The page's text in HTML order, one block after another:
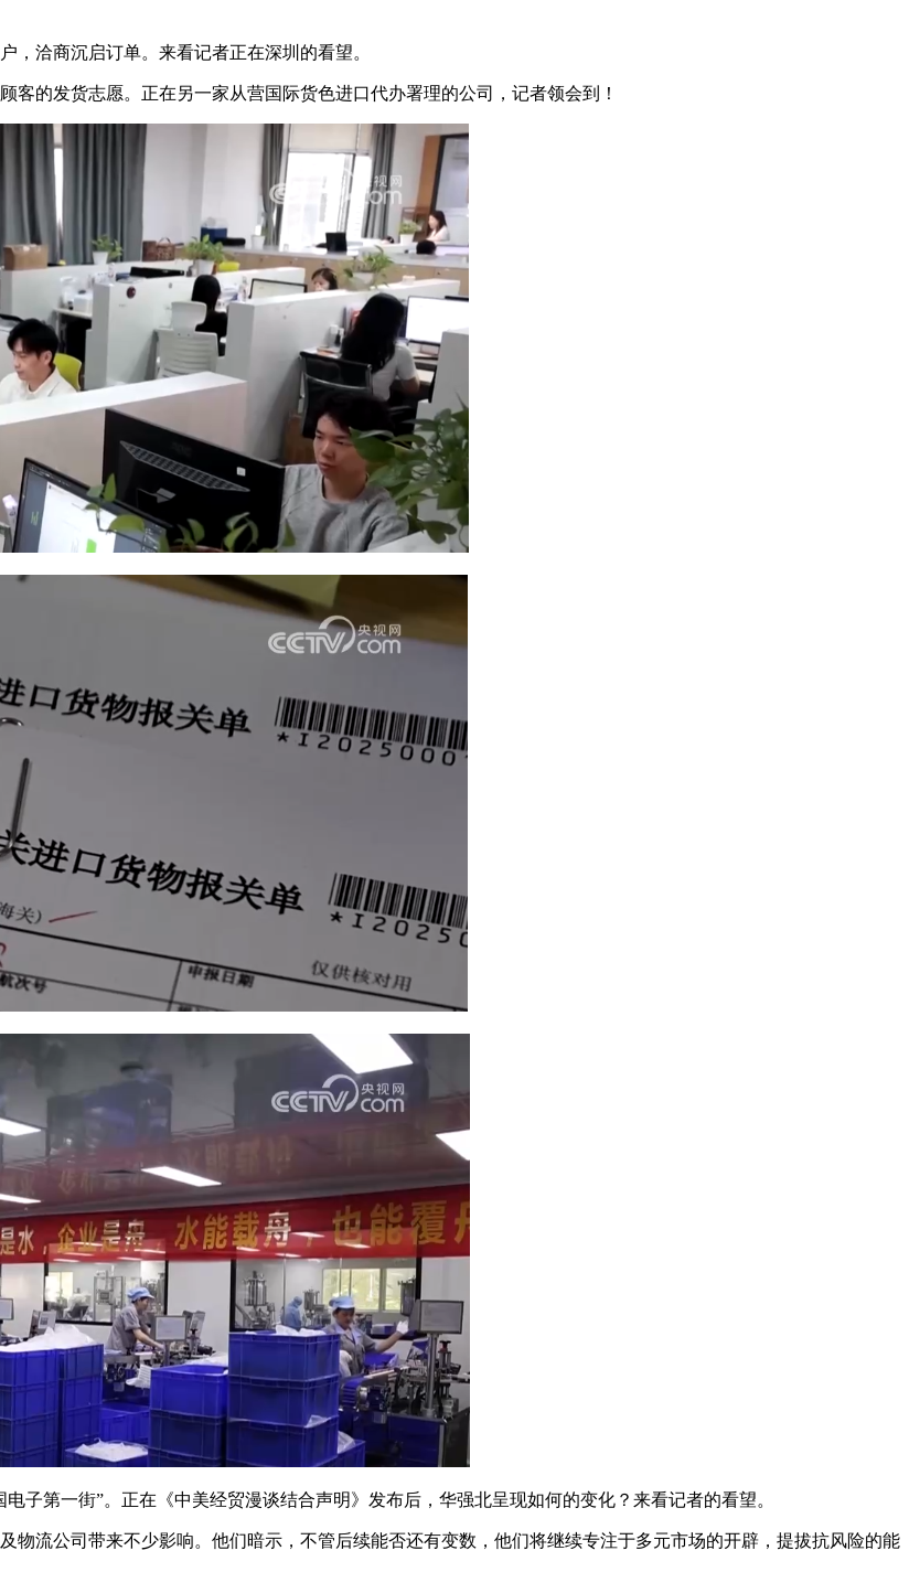
洽商沉启订单。来看记者正在深圳的看望。
的发货志愿。正在另一家从营国际货色进口代办署理的公司，记者领会到！
第一街”。正在《中美经贸漫谈结合声明》发布后，华强北呈现如何的变化？来看记者的看望。
流公司带来不少影响。他们暗示，不管后续能否还有变数，他们将继续专注于多元市场的开辟，提拔抗风险的能